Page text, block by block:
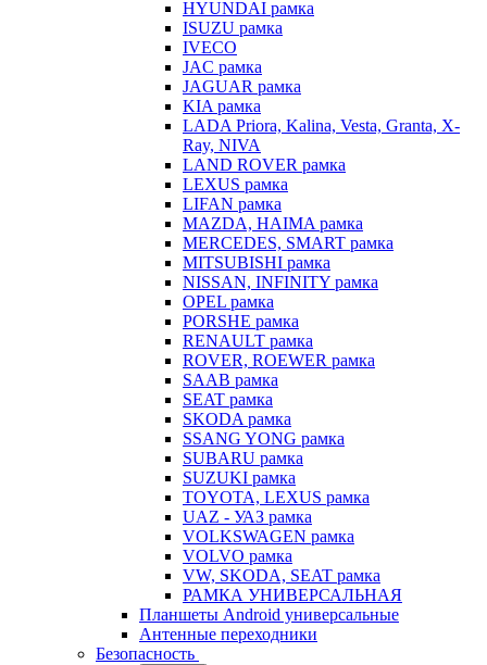
HYUNDAI рамка
ISUZU рамка
IVECO
JAC рамка
JAGUAR рамка
KIA рамка
LADA Priora, Kalina, Vesta, Granta, X-
Ray, NIVA
LAND ROVER рамка
LEXUS рамка
LIFAN рамка
MAZDA, HAIMA рамка
MERCEDES, SMART рамка
MITSUBISHI рамка
NISSAN, INFINITY рамка
OPEL рамка
PORSHE рамка
RENAULT рамка
ROVER, ROEWER рамка
SAAB рамка
SEAT рамка
SKODA рамка
SSANG YONG рамка
SUBARU рамка
SUZUKI рамка
TOYOTA, LEXUS рамка
UAZ - УАЗ рамка
VOLKSWAGEN рамка
VOLVO рамка
VW, SKODA, SEAT рамка
РАМКА УНИВЕРСАЛЬНАЯ
Планшеты Android универсальные
Антенные переходники
Безопасность